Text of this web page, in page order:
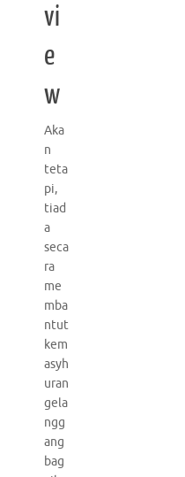
vi
e
w
Aka
n
teta
pi,
tiad
a
seca
ra
me
mba
ntut
kem
asyh
uran
gela
ngg
ang
bag